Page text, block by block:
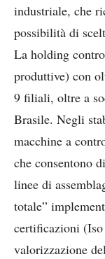
industriale, che
possibilità di
La holding
produttive) con
9 filiali, oltre a
Brasile. Negli
macchine a
che consentono
linee di
totale”
certificazioni
valorizzazione